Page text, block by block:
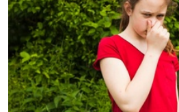
Терапевтическое отделение
Терапия
Травматологическое отделение
Урологическое отделение